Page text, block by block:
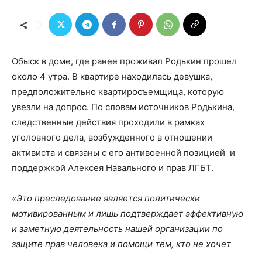
Обыск в доме, где ранее проживал Родькин прошел
около 4 утра. В квартире находилась девушка,
предположительно квартиросъемщица, которую
увезли на допрос. По словам источников Родькина,
следственные действия проходили в рамках
уголовного дела, возбужденного в отношении
активиста и связаны с его антивоенной позицией и
поддержкой Алексея Навального и прав ЛГБТ.
«Это преследование является политически
мотивированным и лишь подтверждает эффективную
и заметную деятельность нашей организации по
защите прав человека и помощи тем, кто не хочет